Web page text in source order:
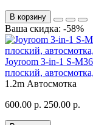
В корзину
Ваша скидка: -58%
Joyroom 3-in-1 S-
плоский,
1.2m Автосмотка
600.00 р. 250.00 р.